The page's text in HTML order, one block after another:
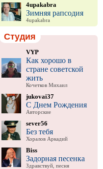
4upakabra
Зимняя рапсодия
4upakabra
Студия
VYP
Как хорошо в
стране советской
жить
Кочетков Михаил
jukovai37
С Днем Рождения
Авторские
sever56
Без тебя
Хоралов Аркадий
Biss
Задорная песенка
Здравствуй, песня